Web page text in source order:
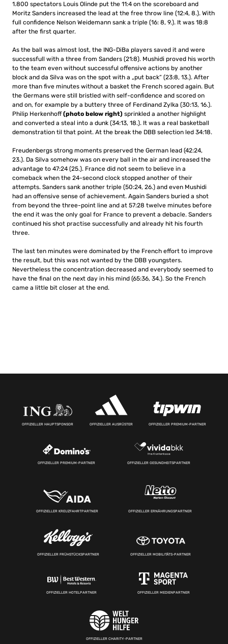
1.800 spectators Louis Olinde put the 11:4 on the scoreboard and
Moritz Sanders increased the lead at the free throw line (12:4, 8.). With
full confidence Nelson Weidemann sank a triple (16: 8, 9.). It was 18:8
after the first quarter.
As the ball was almost lost, the ING-DiBa players saved it and were
successfull with a three from Sanders (21:8). Mushidi proved his worth
to the team even without successful offensive actions by another
block and da Silva was on the spot with a „put back“ (23:8, 13.). After
more than five minutes without a basket the French scored again. But
the Germans were still bristled with self-confidence and scored on
and on, for example by a buttery three of Ferdinand Zylka (30:13, 16.).
Philip Herkenhoff(photo below right) sprinkled a another highlight
and converted a steal into a dunk (34:13, 18.). It was a real basketball
demonstration til that point. At the break the DBB selection led 34:18.
Freudenbergs strong moments preserved the German lead (42:24,
23.). Da Silva somehow was on every ball in the air and increased the
advantage to 47:24 (25.). France did not seem to believe in a
comeback when the 24-second clock stopped another of their
attempts. Sanders sank another triple (50:24, 26.) and even Mushidi
had an offensive sense of achievement. Again Sanders buried a shot
from beyond the three-point line and at 57:28 twelve minutes before
the end it was the only goal for France to prevent a debacle. Sanders
continued his shot practise successfully and already hit his fourth
three.
The last ten minutes were dominated by the French effort to improve
the result, but this was not wanted by the DBB youngsters.
Nevertheless the concentration decreased and everybody seemed to
have the final on the next day in his mind (65:36, 34.). So the French
came a little bit closer at the end.
OFFIZIELLER HAUPTSPONSOR OFFIZIELLER AUSRÜSTER OFFIZIELLER PREMIUM-PARTNER
OFFIZIELLER PREMIUM-PARTNER OFFIZIELLER GESUNDHEITSPARTNER
OFFIZIELLER KREUZFAHRTPARTNER OFFIZIELLER ERNÄHRUNGSPARTNER
OFFIZIELLER FRÜHSTÜCKSPARTNER OFFIZIELLER MOBILITÄTS-PARTNER
OFFIZIELLER HOTELPARTNER OFFIZIELLER MEDIENPARTNER
OFFIZIELLER CHARITY-PARTNER